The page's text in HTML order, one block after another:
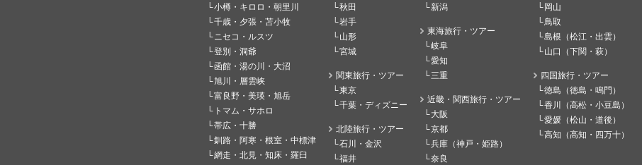
小樽・キロロ・朝里川
千歳・夕張・苫小牧
ニセコ・ルスツ
登別・洞爺
函館・湯の川・大沼
旭川・層雲峡
富良野・美瑛・旭岳
トマム・サホロ
帯広・十勝
釧路・阿寒・根室・中標津
網走・北見・知床・羅臼
秋田
岩手
山形
宮城
関東旅行・ツアー
東京
千葉・ディズニー
北陸旅行・ツアー
石川・金沢
福井
新潟
東海旅行・ツアー
岐阜
愛知
三重
近畿・関西旅行・ツアー
大阪
京都
兵庫（神戸・姫路）
奈良
岡山
鳥取
島根（松江・出雲）
山口（下関・萩）
四国旅行・ツアー
徳島（徳島・鳴門）
香川（高松・小豆島）
愛媛（松山・道後）
高知（高知・四万十）